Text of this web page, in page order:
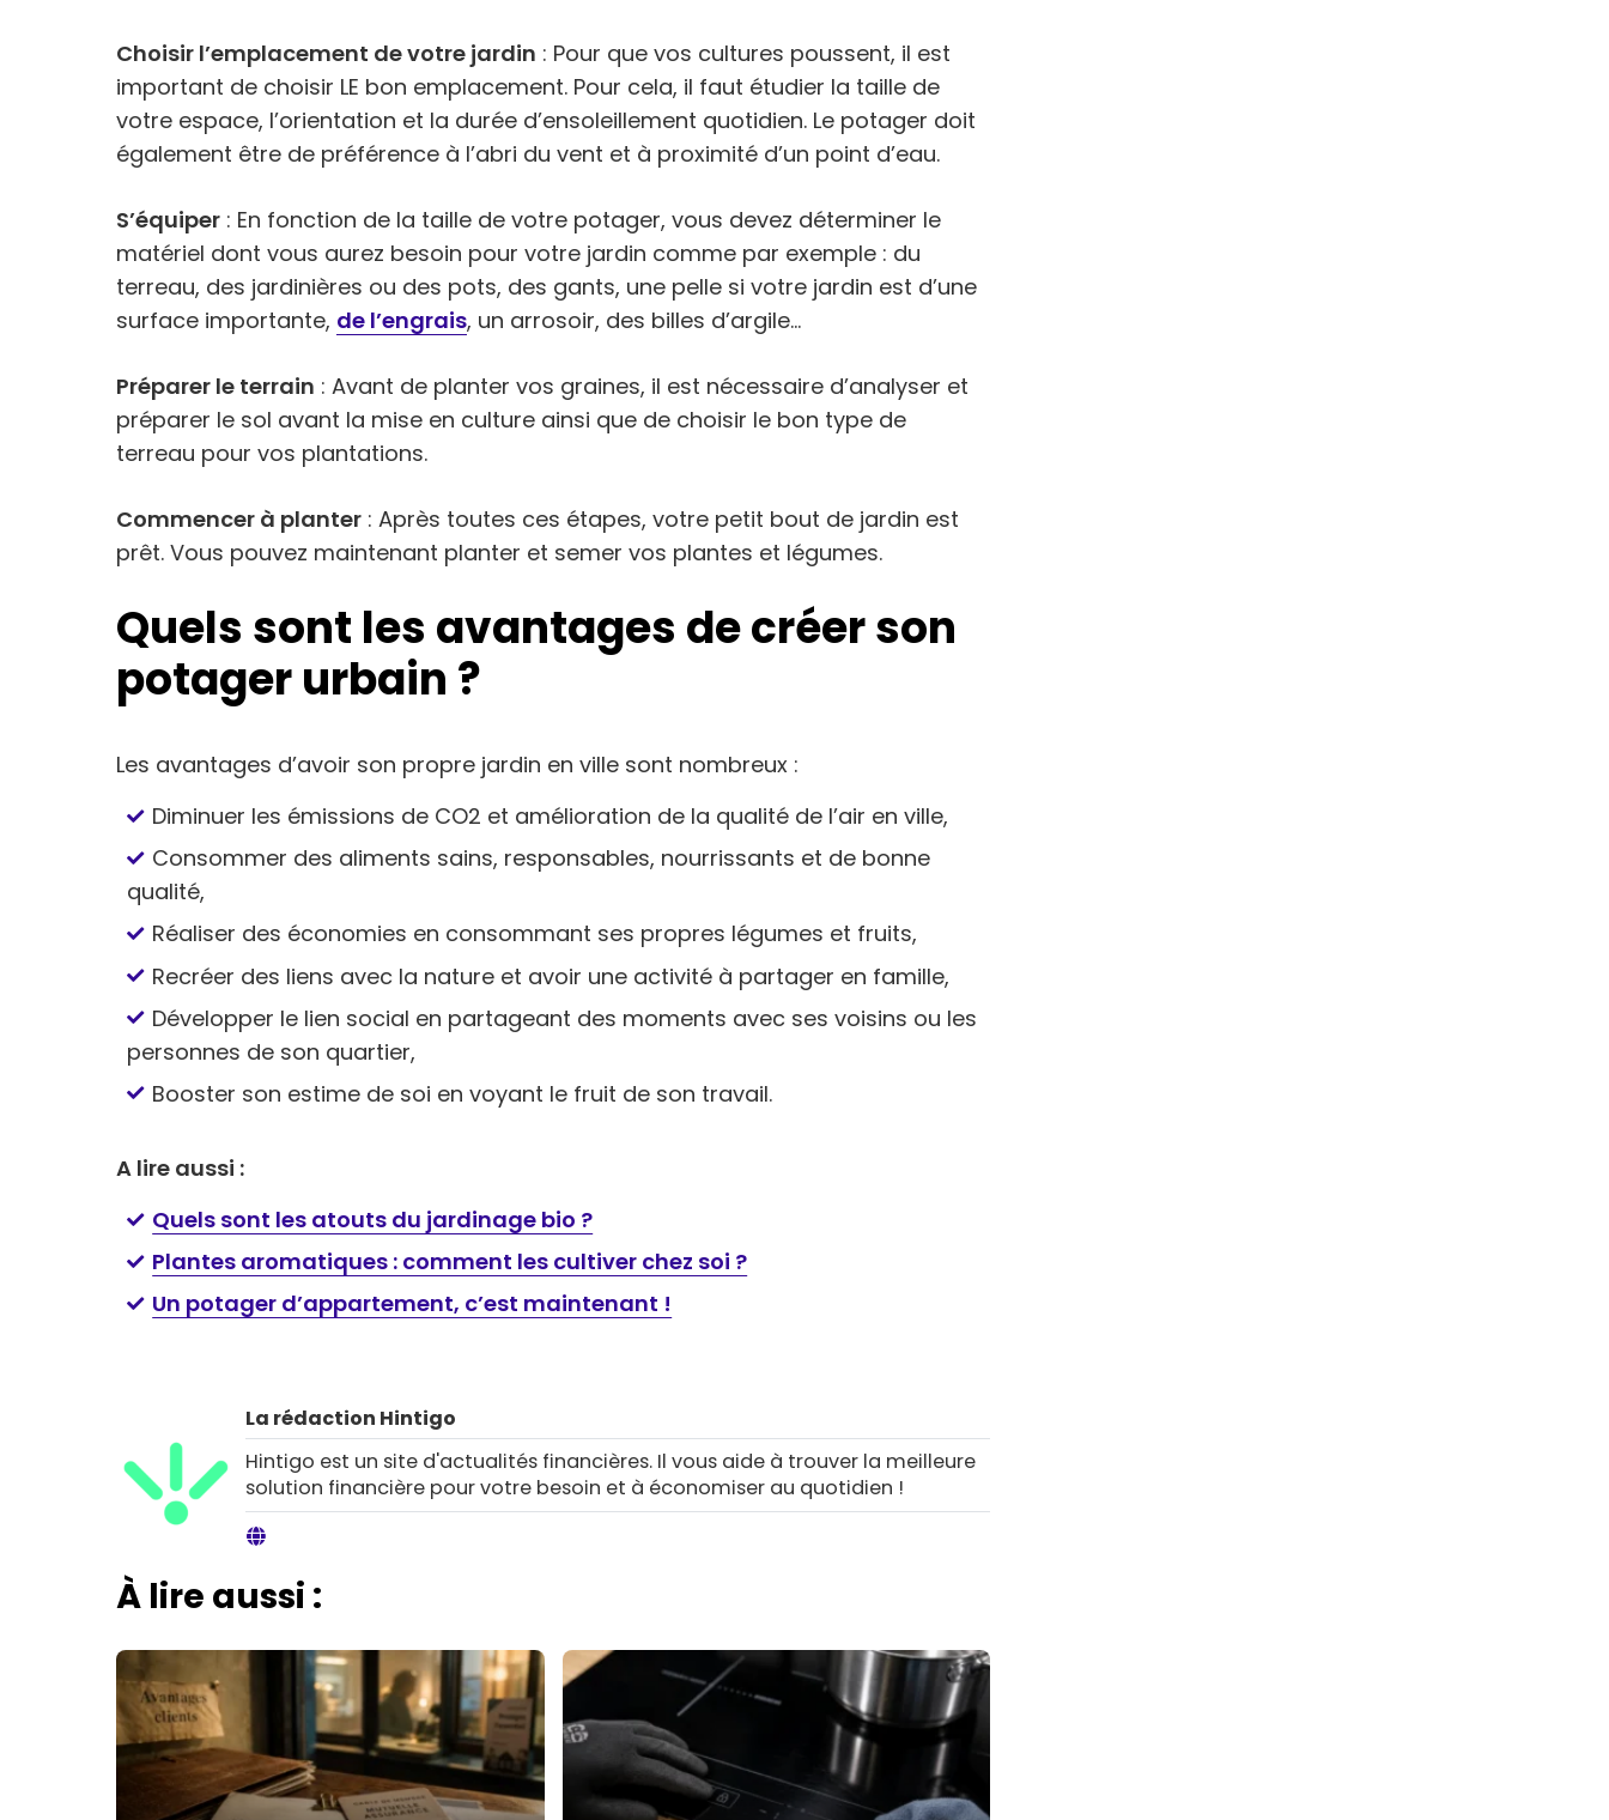
Choisir l’emplacement de votre jardin : Pour que vos cultures poussent, il est
important de choisir LE bon emplacement. Pour cela, il faut étudier la taille de
votre espace, l’orientation et la durée d’ensoleillement quotidien. Le potager doit
également être de préférence à l’abri du vent et à proximité d’un point d’eau.
S’équiper : En fonction de la taille de votre potager, vous devez déterminer le
matériel dont vous aurez besoin pour votre jardin comme par exemple : du
terreau, des jardinières ou des pots, des gants, une pelle si votre jardin est d’une
surface importante, de l’engrais, un arrosoir, des billes d’argile…
Préparer le terrain : Avant de planter vos graines, il est nécessaire d’analyser et
préparer le sol avant la mise en culture ainsi que de choisir le bon type de
terreau pour vos plantations.
Commencer à planter : Après toutes ces étapes, votre petit bout de jardin est
prêt. Vous pouvez maintenant planter et semer vos plantes et légumes.
Quels sont les avantages de créer son
potager urbain ?
Les avantages d’avoir son propre jardin en ville sont nombreux :
Diminuer les émissions de CO2 et amélioration de la qualité de l’air en ville,
Consommer des aliments sains, responsables, nourrissants et de bonne
qualité,
Réaliser des économies en consommant ses propres légumes et fruits,
Recréer des liens avec la nature et avoir une activité à partager en famille,
Développer le lien social en partageant des moments avec ses voisins ou les
personnes de son quartier,
Booster son estime de soi en voyant le fruit de son travail.
A lire aussi :
Quels sont les atouts du jardinage bio ?
Plantes aromatiques : comment les cultiver chez soi ?
Un potager d’appartement, c’est maintenant !
La rédaction Hintigo
Hintigo est un site d'actualités financières. Il vous aide à trouver la meilleure
solution financière pour votre besoin et à économiser au quotidien !
À lire aussi :